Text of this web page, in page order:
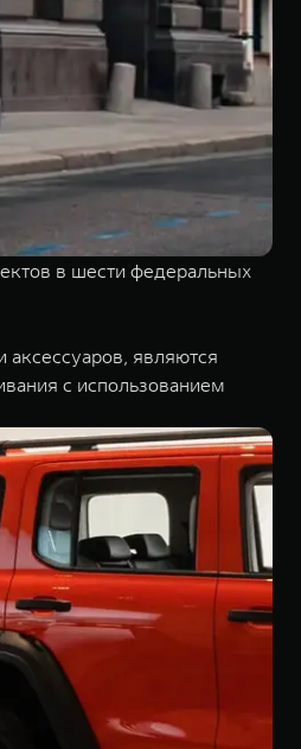
в шести федеральных
являются
с использованием